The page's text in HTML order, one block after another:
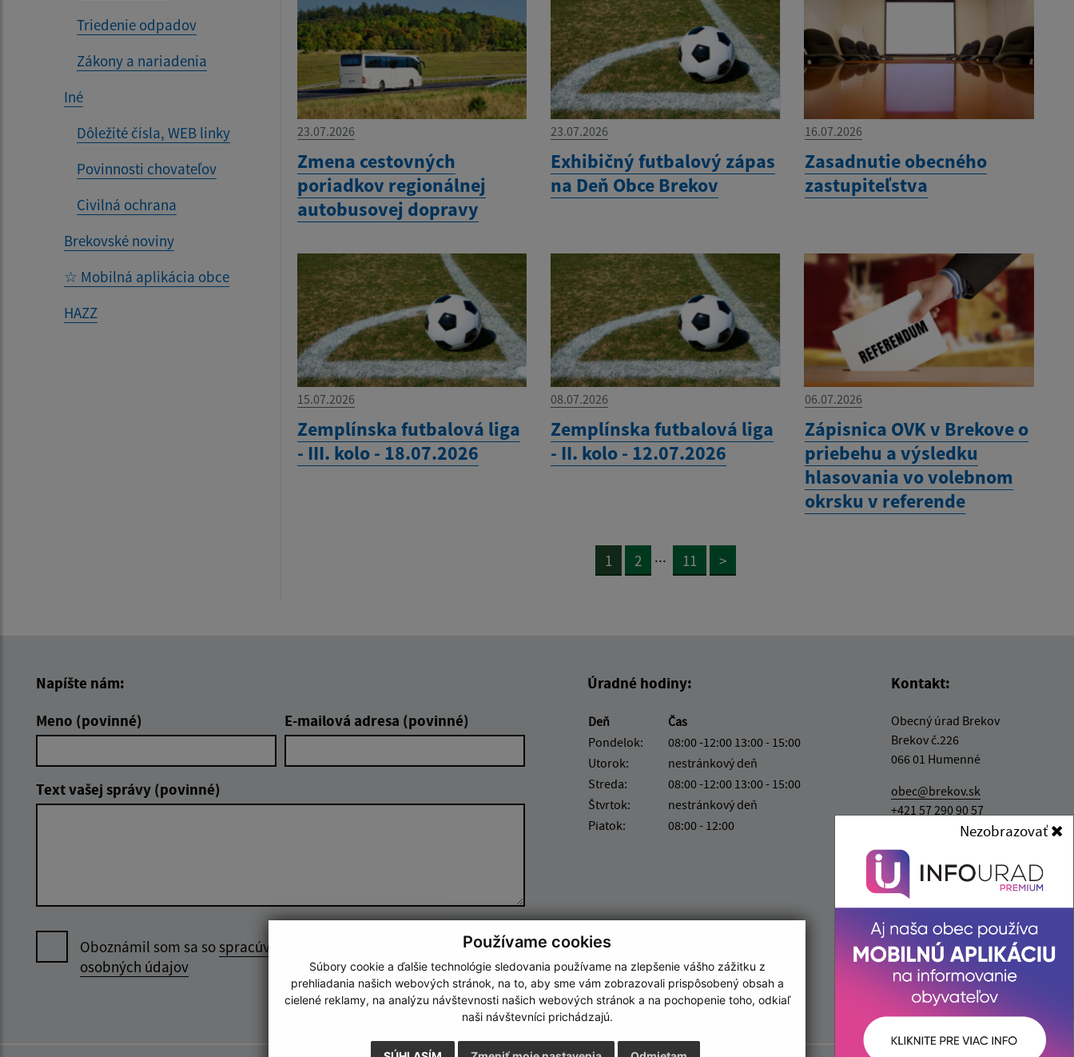
Používame cookies
Súbory cookie a ďalšie technológie sledovania používame na zlepšenie vášho zážitku z
prehliadania našich webových stránok, na to, aby sme vám zobrazovali prispôsobený obsah a
cielené reklamy, na analýzu návštevnosti našich webových stránok a na pochopenie toho, odkiaľ
naši návštevníci prichádzajú.
Triedenie odpadov
Zákony a nariadenia
Iné
Dôležité čísla, WEB linky
Povinnosti chovateľov
Civilná ochrana
Brekovské noviny
☆ Mobilná aplikácia obce
HAZZ
23.07.2026
Zmena cestovných
poriadkov regionálnej
autobusovej dopravy
23.07.2026
Exhibičný futbalový zápas
na Deň Obce Brekov
16.07.2026
Zasadnutie obecného
zastupiteľstva
15.07.2026
Zemplínska futbalová liga
- III. kolo - 18.07.2026
08.07.2026
Zemplínska futbalová liga
- II. kolo - 12.07.2026
06.07.2026
Zápisnica OVK v Brekove o
priebehu a výsledku
hlasovania vo volebnom
okrsku v referende
1 2 ... 11 >
Napíšte nám:
Meno (povinné)
E-mailová adresa (povinné)
Text vašej správy (povinné)
Oboznámil som sa sospracúvaním
osobných údajov
Google reCaptcha Response
Odoslať správu
Úradné hodiny:
Deň
Čas
Pondelok:
08:00 -12:00 13:00 - 15:00
Utorok:
nestránkový deň
Streda:
08:00 -12:00 13:00 - 15:00
Štvrtok:
nestránkový deň
Piatok:
08:00 - 12:00
Kontakt:
Obecný úrad Brekov
Brekov č.226
066 01 Humenné
obec@brekov.sk
+421 57 290 90 57
Nezobrazovať